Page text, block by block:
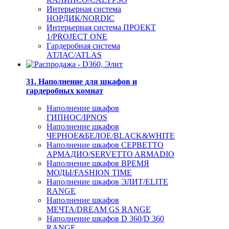
Интерьерная система
НОРДИК/NORDIC
Интерьерная система ПРОЕКТ
1/PROJECT ONE
Гардеробная система
АТЛАС/ATLAS
31. Наполнение для шкафов и
гардеробных комнат
Наполнение шкафов
ГИПНОС/IPNOS
Наполнение шкафов
ЧЕРНОЕ&БЕЛОЕ/BLACK&WHITE
Наполнение шкафов СЕРВЕТТО
АРМАДИО/SERVETTO ARMADIO
Наполнение шкафов ВРЕМЯ
МОДЫ/FASHION TIME
Наполнение шкафов ЭЛИТ/ELITE
RANGE
Наполнение шкафов
МЕЧТА/DREAM GS RANGE
Наполнение шкафов D 360/D 360